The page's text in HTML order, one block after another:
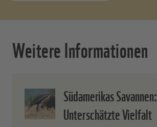
Weitere Informationen
Südamerikas Savannen:
Unterschätzte Vielfalt